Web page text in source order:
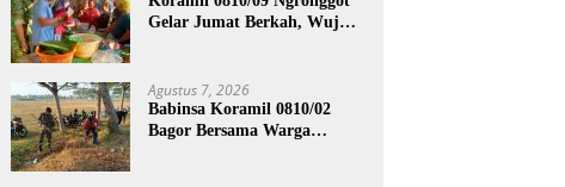
Gelar Jumat Berkah, Wujud
Agustus 7, 2026
Babinsa Koramil 0810/02
Bagor Bersama Warga